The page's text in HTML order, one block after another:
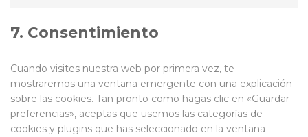
7. Consentimiento
Cuando visites nuestra web por primera vez, te
mostraremos una ventana emergente con una explicación
sobre las cookies. Tan pronto como hagas clic en «Guardar
preferencias», aceptas que usemos las categorías de
cookies y plugins que has seleccionado en la ventana